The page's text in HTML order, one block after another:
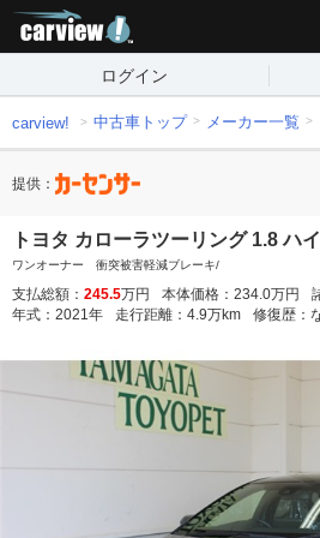
ログイン
carview! 中古車トップ メーカー一覧
提供：
トヨタ カローラツーリング 1.8 ハ
ワンオーナー 衝突被害軽減ブレーキ/
支払総額： 245.5万円 本体価格： 234.0万円
年式： 2021年 走行距離： 4.9万km 修復歴：